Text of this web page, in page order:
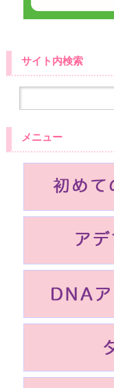
サイト内検索
メニュー